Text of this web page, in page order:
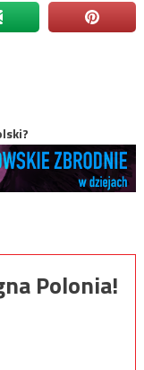
Polonia!